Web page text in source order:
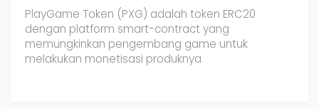
PlayGame Token (PXG) adalah token ERC20
dengan platform smart-contract yang
memungkinkan pengembang game untuk
melakukan monetisasi produknya